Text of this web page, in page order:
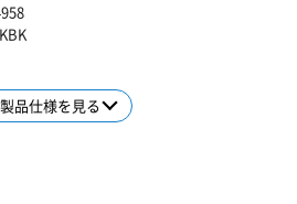
製品仕様を見る